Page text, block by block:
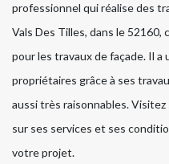
professionnel qui réalise des
Vals Des Tilles, dans le
pour les travaux de façade. Il
propriétaires grâce à ses
aussi très raisonnables.
sur ses services et ses
votre projet.